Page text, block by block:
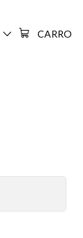
CARRO